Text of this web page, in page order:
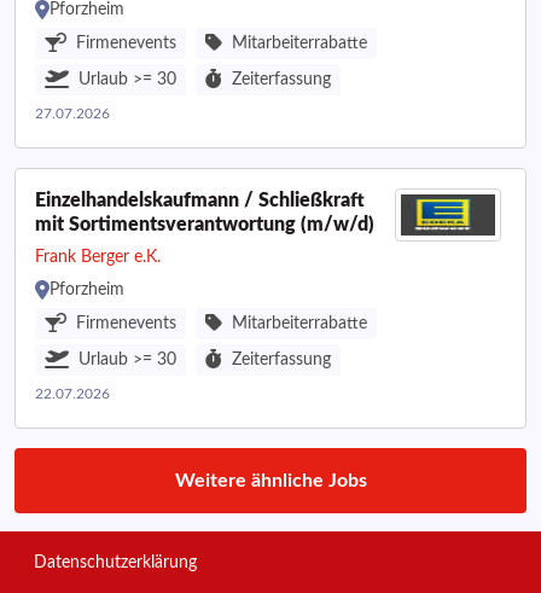
Pforzheim
Firmenevents
Mitarbeiterrabatte
Urlaub >= 30 Zeiterfassung
27.07.2026
Einzelhandelskaufmann / Schließkraft
mit Sortimentsverantwortung (m/w/d)
Frank Berger e.K.
Pforzheim
Firmenevents
Mitarbeiterrabatte
Urlaub >= 30 Zeiterfassung
22.07.2026
Weitere ähnliche Jobs
Datenschutzerklärung